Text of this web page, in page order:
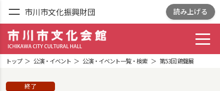
市川市文化振興財団 読み上げる
ICHIKAWA CITY
トップ 公演・イベント 公演・イベント一覧・検索 第53回 鶏聲展
終了